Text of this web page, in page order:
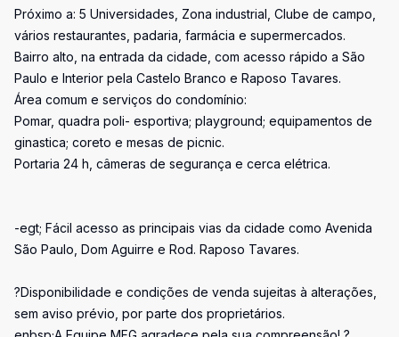
Próximo a: 5 Universidades, Zona industrial, Clube de campo,
vários restaurantes, padaria, farmácia e supermercados.
Bairro alto, na entrada da cidade, com acesso rápido a São
Paulo e Interior pela Castelo Branco e Raposo Tavares.
Área comum e serviços do condomínio:
Pomar, quadra poli- esportiva; playground; equipamentos de
ginastica; coreto e mesas de picnic.
Portaria 24 h, câmeras de segurança e cerca elétrica.
-egt; Fácil acesso as principais vias da cidade como Avenida
São Paulo, Dom Aguirre e Rod. Raposo Tavares.
?Disponibilidade e condições de venda sujeitas à alterações,
sem aviso prévio, por parte dos proprietários.